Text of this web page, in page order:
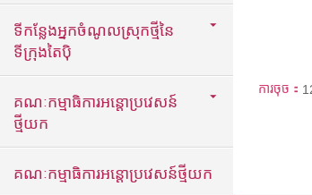
ទីកន្លែងអ្នកចំណូលស្រុកថ្មីនៃ
ទីក្រុងតៃប៉ិ
គណៈកម្មាធិការអន្តោប្រវេសន៍
ថ្មីយក
គណៈកម្មាធិការអន្តោប្រវេសន៍ថ្មីយក
ការចុច：